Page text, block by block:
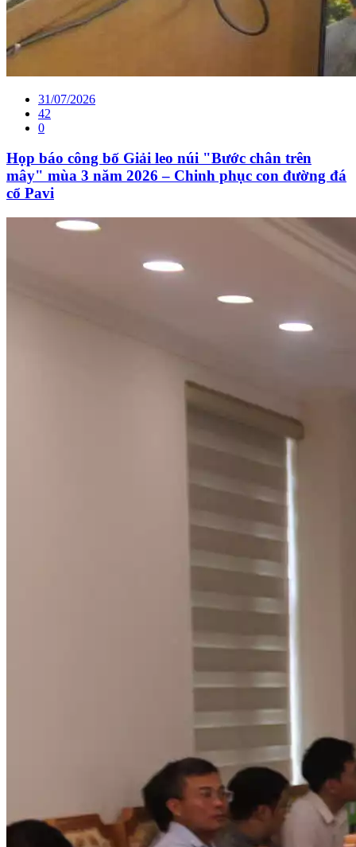
31/07/2026
42
0
Họp báo công bố Giải leo núi "Bước chân trên
mây" mùa 3 năm 2026 – Chinh phục con đường đá
cổ Pavi